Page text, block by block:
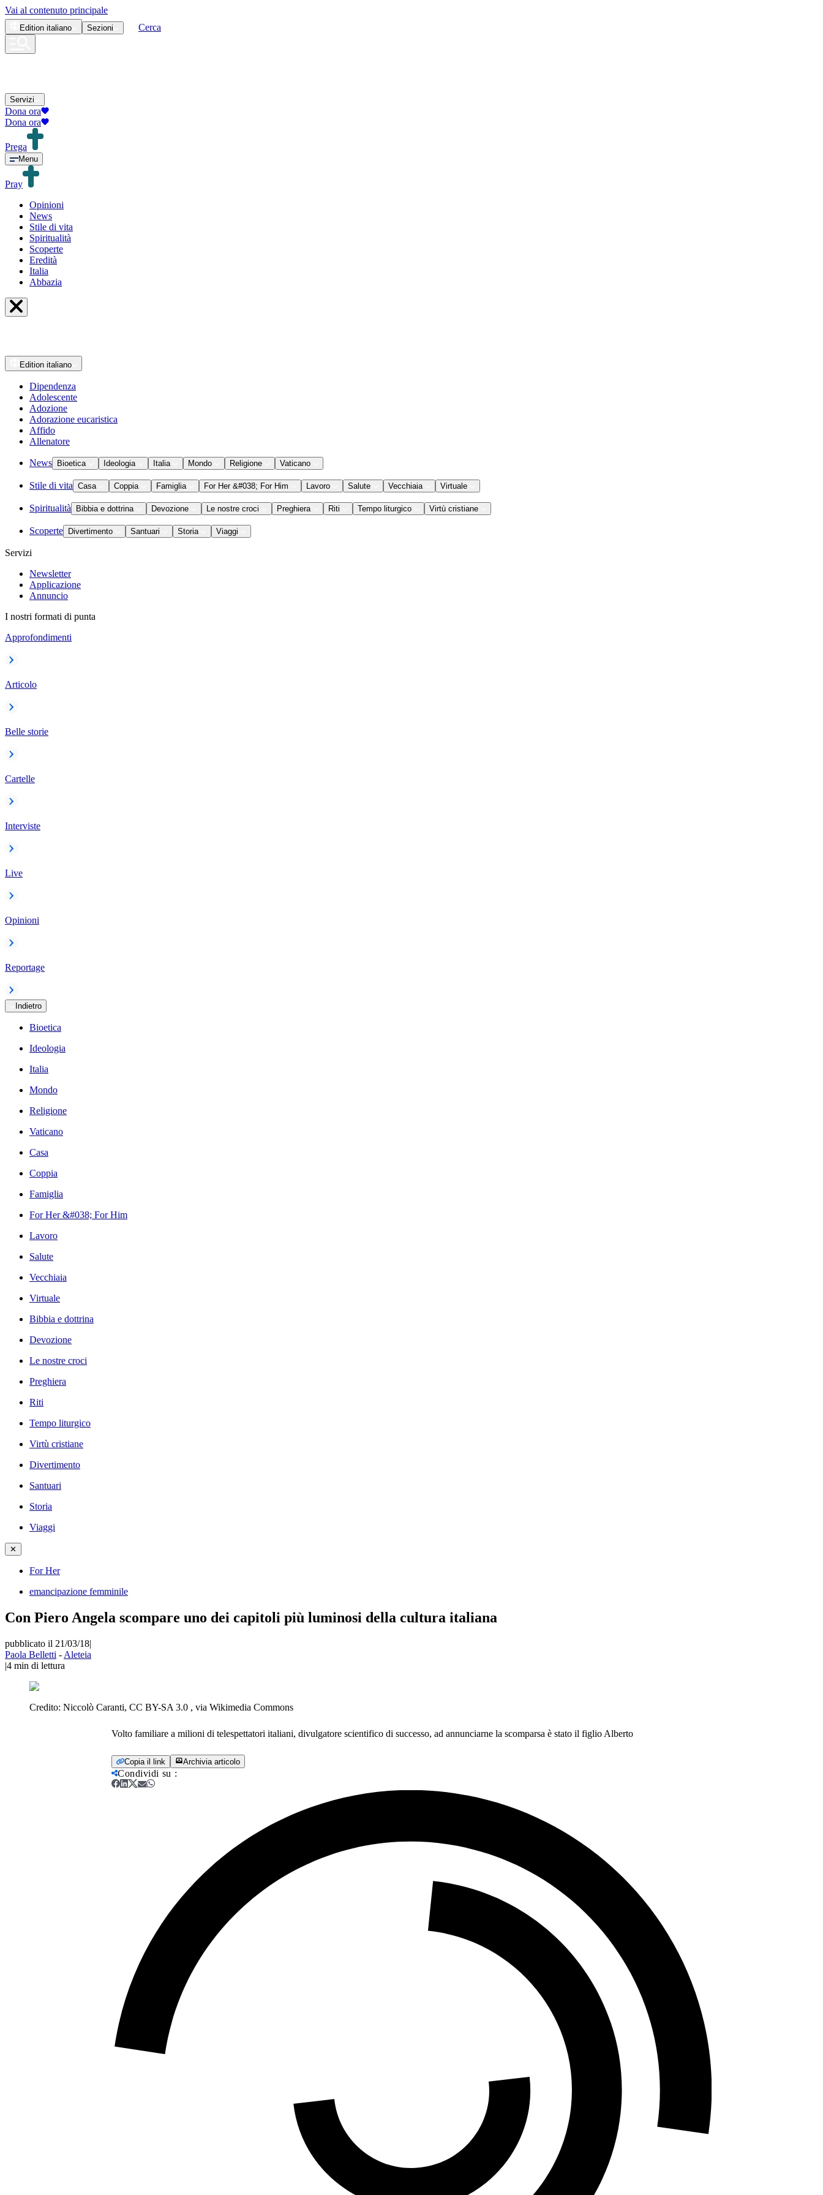
Vai al contenuto principale
Edition italiano Sezioni Cerca
Servizi
Dona ora
Dona ora
Prega
Menu
Pray
Opinioni
News
Stile di vita
Spiritualità
Scoperte
Eredità
Italia
Abbazia
Edition italiano
Dipendenza
Adolescente
Adozione
Adorazione eucaristica
Affido
Allenatore
News Bioetica Ideologia Italia Mondo Religione Vaticano
Stile di vita Casa Coppia Famiglia For Her &#038; For Him Lavoro Salute Vecchiaia Virtuale
Spiritualità Bibbia e dottrina Devozione Le nostre croci Preghiera Riti Tempo liturgico Virtù cristiane
Scoperte Divertimento Santuari Storia Viaggi
Servizi
Newsletter
Applicazione
Annuncio
I nostri formati di punta
Approfondimenti
Articolo
Belle storie
Cartelle
Interviste
Live
Opinioni
Reportage
Indietro
Bioetica
Ideologia
Italia
Mondo
Religione
Vaticano
Casa
Coppia
Famiglia
For Her &#038; For Him
Lavoro
Salute
Vecchiaia
Virtuale
Bibbia e dottrina
Devozione
Le nostre croci
Preghiera
Riti
Tempo liturgico
Virtù cristiane
Divertimento
Santuari
Storia
Viaggi
✕
For Her
emancipazione femminile
Con Piero Angela scompare uno dei capitoli più luminosi della cultura italiana
pubblicato il 21/03/18|
Paola Belletti - Aleteia
|4 min di lettura
Credito: Niccolò Caranti, CC BY-SA 3.0 , via Wikimedia Commons
Volto familiare a milioni di telespettatori italiani, divulgatore scientifico di successo, ad annunciarne la scomparsa è stato il figlio Alberto
Copia il link Archivia articolo
Condividi su :